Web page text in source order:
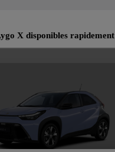
X disponibles rapidement